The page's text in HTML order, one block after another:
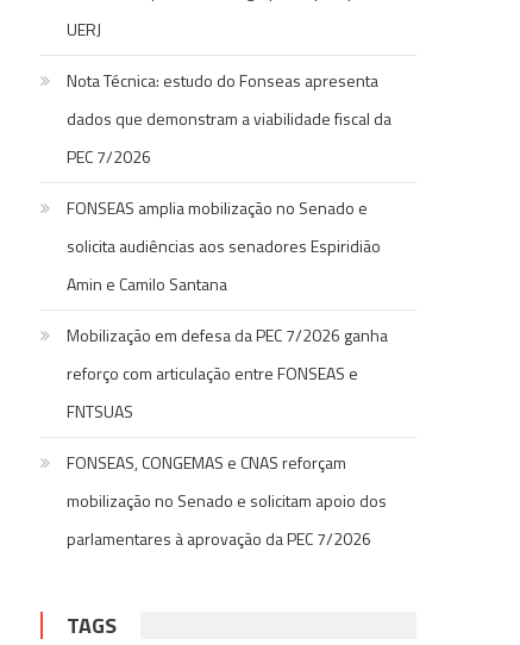
UERJ
Nota Técnica: estudo do Fonseas apresenta
dados que demonstram a viabilidade fiscal da
PEC 7/2026
FONSEAS amplia mobilização no Senado e
solicita audiências aos senadores Espiridião
Amin e Camilo Santana
Mobilização em defesa da PEC 7/2026 ganha
reforço com articulação entre FONSEAS e
FNTSUAS
FONSEAS, CONGEMAS e CNAS reforçam
mobilização no Senado e solicitam apoio dos
parlamentares à aprovação da PEC 7/2026
TAGS